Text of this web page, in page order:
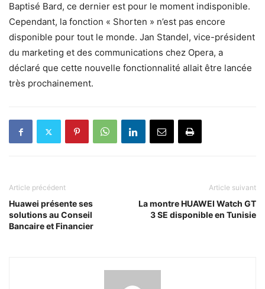
Baptisé ​​Bard, ce dernier est pour le moment indisponible.
Cependant, la fonction « Shorten » n’est pas encore
disponible pour tout le monde. Jan Standel, vice-président
du marketing et des communications chez Opera, a
déclaré que cette nouvelle fonctionnalité allait être lancée
très prochainement.
Article précédent
Huawei présente ses
solutions au Conseil
Bancaire et Financier
Article suivant
La montre HUAWEI Watch GT
3 SE disponible en Tunisie